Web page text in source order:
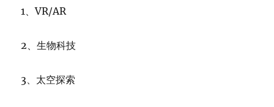
1、VR/AR
2、生物科技
3、太空探索